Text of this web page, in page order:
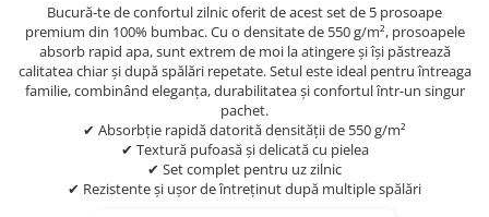
Bucură-te de confortul zilnic oferit de acest set de 5 prosoape
premium din 100% bumbac. Cu o densitate de 550 g/m², prosoapele
absorb rapid apa, sunt extrem de moi la atingere și își păstrează
calitatea chiar și după spălări repetate. Setul este ideal pentru întreaga
familie, combinând eleganța, durabilitatea și confortul într-un singur
pachet.
✔ Absorbție rapidă datorită densității de 550 g/m²
✔ Textură pufoasă și delicată cu pielea
✔ Set complet pentru uz zilnic
✔ Rezistente și ușor de întreținut după multiple spălări